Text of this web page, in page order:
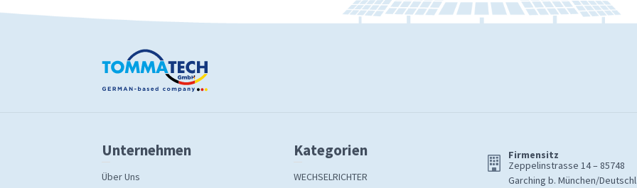
Unternehmen
Über Uns
Kategorien
WECHSELRICHTER
Firmensitz
Zeppelinstrasse 14 – 85748
Garching b. München/